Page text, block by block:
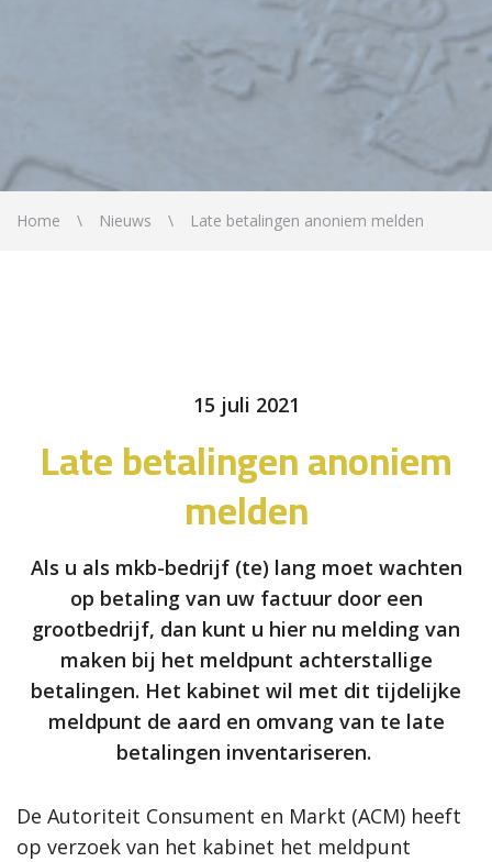
Home Nieuws Late betalingen anoniem melden
15 juli 2021
Late betalingen anoniem
melden
Als u als mkb-bedrijf (te) lang moet wachten
op betaling van uw factuur door een
grootbedrijf, dan kunt u hier nu melding van
maken bij het meldpunt achterstallige
betalingen. Het kabinet wil met dit tijdelijke
meldpunt de aard en omvang van te late
betalingen inventariseren.
De Autoriteit Consument en Markt (ACM) heeft
op verzoek van het kabinet het meldpunt